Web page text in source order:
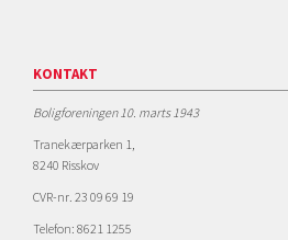
KONTAKT
Boligforeningen 10. marts 1943
Tranekærparken 1,
8240 Risskov
CVR-nr. 23 09 69 19
Telefon: 8621 1255